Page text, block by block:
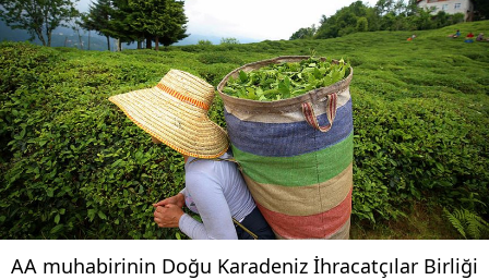
AA muhabirinin Doğu Karadeniz İhracatçılar Birliği